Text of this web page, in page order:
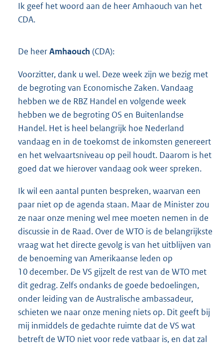
Ik geef het woord aan de heer Amhaouch van het
CDA.
De heerAmhaouch (CDA):
Voorzitter, dank u wel. Deze week zijn we bezig met
de begroting van Economische Zaken. Vandaag
hebben we de RBZ Handel en volgende week
hebben we de begroting OS en Buitenlandse
Handel. Het is heel belangrijk hoe Nederland
vandaag en in de toekomst de inkomsten genereert
en het welvaartsniveau op peil houdt. Daarom is het
goed dat we hierover vandaag ook weer spreken.
Ik wil een aantal punten bespreken, waarvan een
paar niet op de agenda staan. Maar de Minister zou
ze naar onze mening wel mee moeten nemen in de
discussie in de Raad. Over de WTO is de belangrijkste
vraag wat het directe gevolg is van het uitblijven van
de benoeming van Amerikaanse leden op
10 december. De VS gijzelt de rest van de WTO met
dit gedrag. Zelfs ondanks de goede bedoelingen,
onder leiding van de Australische ambassadeur,
schieten we naar onze mening niets op. Dit geeft bij
mij inmiddels de gedachte ruimte dat de VS wat
betreft de WTO niet voor rede vatbaar is, en dat zal